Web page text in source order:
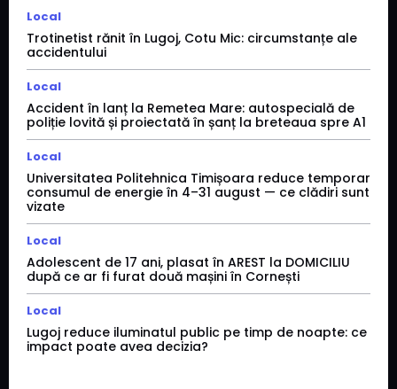
Local
Trotinetist rănit în Lugoj, Cotu Mic: circumstanțe ale
accidentului
Local
Accident în lanț la Remetea Mare: autospecială de
poliție lovită și proiectată în șanț la breteaua spre A1
Local
Universitatea Politehnica Timișoara reduce temporar
consumul de energie în 4–31 august — ce clădiri sunt
vizate
Local
Adolescent de 17 ani, plasat în AREST la DOMICILIU
după ce ar fi furat două mașini în Cornești
Local
Lugoj reduce iluminatul public pe timp de noapte: ce
impact poate avea decizia?